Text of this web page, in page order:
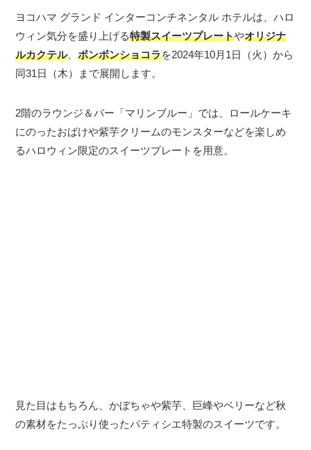
ヨコハマ グランド インターコンチネンタル ホテルは、ハロ
ウィン気分を盛り上げる特製スイーツプレートやオリジナ
ルカクテル、ボンボンショコラを2024年10月1日（火）から
同31日（木）まで展開します。
2階のラウンジ＆バー「マリンブルー」では、ロールケーキ
にのったおばけや紫芋クリームのモンスターなどを楽しめ
るハロウィン限定のスイーツプレートを用意。
見た目はもちろん、かぼちゃや紫芋、巨峰やベリーなど秋
の素材をたっぷり使ったパティシエ特製のスイーツです。